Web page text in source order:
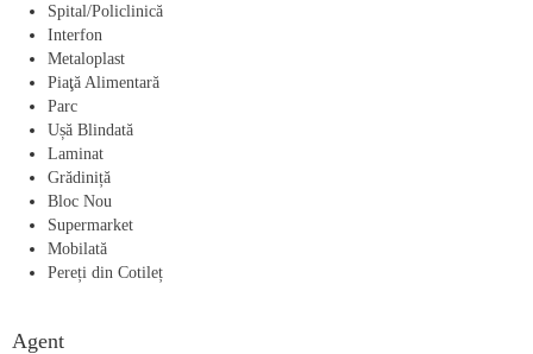
Spital/Policlinică
Interfon
Metaloplast
Piaţă Alimentară
Parc
Ușă Blindată
Laminat
Grădiniță
Bloc Nou
Supermarket
Mobilată
Pereți din Cotileț
Agent